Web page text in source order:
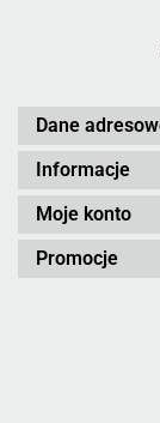
Dane
Informacje
Moje konto
Promocje